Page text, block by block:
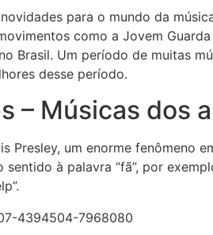
para o mundo da
como a Jovem
Brasil. Um período de muitas
desse período.
– Músicas dos
Presley, um enorme fenômeno
à palavra “fã”, por